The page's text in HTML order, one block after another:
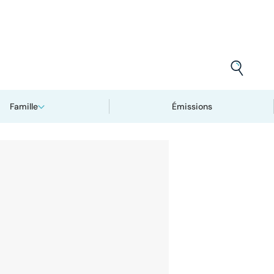
Famille Émissions